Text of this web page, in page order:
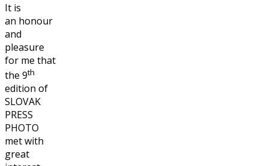
It is
an honour
and
pleasure
for me that
the 9th
edition of
SLOVAK
PRESS
PHOTO
met with
great